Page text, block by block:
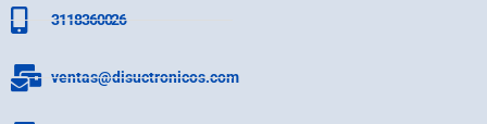
3118360026
ventas@disuctronicos.com